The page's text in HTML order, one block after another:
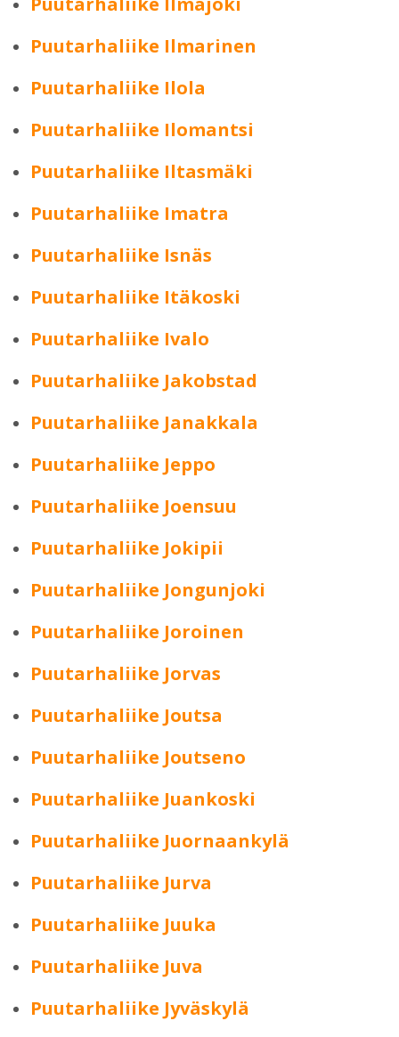
Puutarhaliike Ilmarinen
Puutarhaliike Ilola
Puutarhaliike Ilomantsi
Puutarhaliike Iltasmäki
Puutarhaliike Imatra
Puutarhaliike Isnäs
Puutarhaliike Itäkoski
Puutarhaliike Ivalo
Puutarhaliike Jakobstad
Puutarhaliike Janakkala
Puutarhaliike Jeppo
Puutarhaliike Joensuu
Puutarhaliike Jokipii
Puutarhaliike Jongunjoki
Puutarhaliike Joroinen
Puutarhaliike Jorvas
Puutarhaliike Joutsa
Puutarhaliike Joutseno
Puutarhaliike Juankoski
Puutarhaliike Juornaankylä
Puutarhaliike Jurva
Puutarhaliike Juuka
Puutarhaliike Juva
Puutarhaliike Jyväskylä